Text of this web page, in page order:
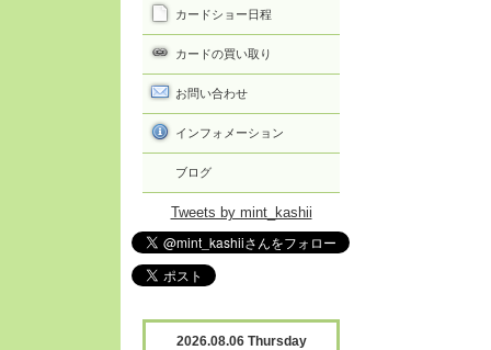
カードショー日程
カードの買い取り
お問い合わせ
インフォメーション
ブログ
Tweets by mint_kashii
2026.08.06 Thursday